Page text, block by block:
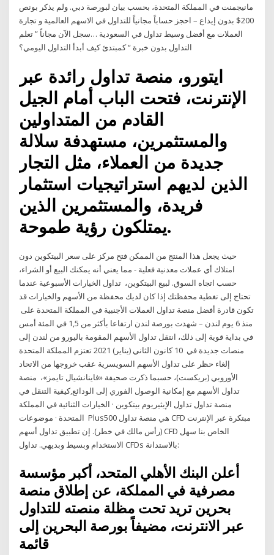
مانيجمنت في المملكة المتحدة، بحسب بيان لبورصة دبي. ولم يذكر بونص
200$ بدون إيداع – احجز حساباً مجانياً للتداول في الاسهم العالمية و تجارة
العملات مع أفضل وسيط تداول في السعودية …سجل الآن مجاناً ” تعلم
التداول بدون خبرة “ كمبتدئ كيف أبدأ التداول اليومي؟
ايتورو، منصة تداول رائدة عبر
الإنترنت، فتحت الباب أمام الجيل
القادم من المتداولين
والمستثمرين، مستهدفة سلالة
جديدة من العملاء، مثل التجار
الذين لديهم استراتيجيات استثمار
فريدة، والمستثمرين الذين
يمتلكون رؤية طموحة.
حيث يجعل هذا المنتج من الممكن فتح مركز على سعر البيتكوين دون
امتلاك أي عملات معدنية فعلية - مما يعني أنه يمكنك البيع أو الشراء،
حسب اتجاه السوق. لبيع البيتكوين، تداول الخيارات الأسبوعية عندما
تحتاج إلى تغطية محفظتك إذا كان لديك محفظة من الأسهم والخيارات قد
تكون قادرة أفضل منصة تداول العملات الأجنبية في المملكة المتحدة على
منذ 6 يوم لندن – شهدت بورصة لندن ارتفاعا بأكثر من 1,5 في المئة أمس
في بداية قوية إلى ذلك، انتقل تداول الأسهم المقومة باليورو من لندن إلى
منصات جديدة في 10 كانون الثاني (يناير) 2021 تعتزم المملكة المتحدة
إلغاء حظر على تداول الأسهم السويسرية عقب خروجها من الاتحاد
الأوروبي (بريكست)، حسبما ذكرت صحيفة «فاينانشيال تايمز»، منصة
تداول الأسهم مع إمكانية الوصول الفوري إلى الودائع,كيفية التنقل في
منصة تداول تداول الإيثيريوم بيتكوين · الخيارات الثنائية في المملكة
المتحدة · موضوعات Plus500 هي منصة تداول CFD مبتكرة عبر الإنترنت
(رأس مالك في خطر). إن تطبيق تداول أسهم CFD الخاص بنا سهل
الاستخدام وبسيط وبديهي. تداول CFDs بالاستدانة:
أعلن البنك الأهلي المتحد، أكبر مؤسسة
مصرفية في المملكة، عن إطلاق منصة
بحرين تريد تحت مظلة منصته للتداول
عبر الانترنت، مضيفاً بورصة البحرين إلى
قائمة